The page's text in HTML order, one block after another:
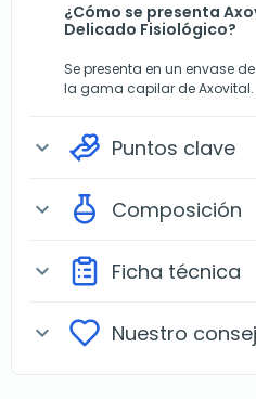
¿Cómo se presenta
Delicado Fisiológico?
Se presenta en un envase
la gama capilar de Axovital.
expand_more Puntos clave
expand_more Composición
expand_more Ficha técnica
expand_more Nuestro